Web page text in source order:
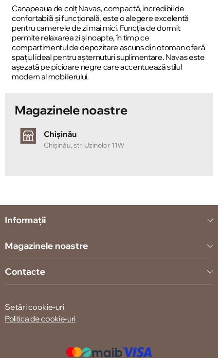
Canapeaua de colț Navas, compactă, incredibil de
confortabilă și funcțională, este o alegere excelentă
pentru camerele de zi mai mici. Funcția de dormit
permite relaxarea zi și noapte, în timp ce
compartimentul de depozitare ascuns din otoman oferă
spațiul ideal pentru așternuturi suplimentare. Navas este
așezată pe picioare negre care accentuează stilul
modern al mobilierului.
Magazinele noastre
Chișinău
Chișinău, str. Uzinelor 11W
Informații
Magazinele noastre
Contacte
Setări cookie-uri
Politica de cookie-uri